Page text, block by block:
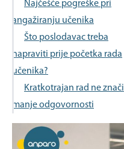
Najčešće pogreške pri
angažiranju učenika
Što poslodavac treba
napraviti prije početka rada
učenika?
Kratkotrajan rad ne znači
manje odgovornosti